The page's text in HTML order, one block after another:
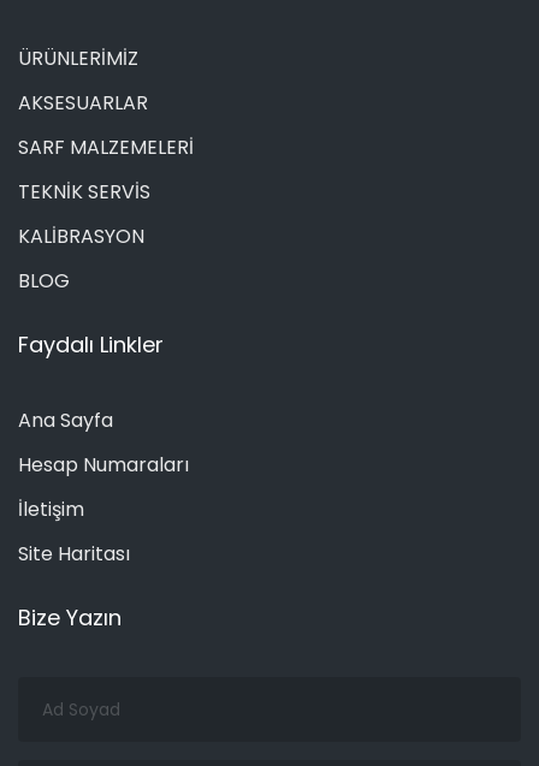
ÜRÜNLERİMİZ
AKSESUARLAR
SARF MALZEMELERİ
TEKNİK SERVİS
KALİBRASYON
BLOG
Faydalı Linkler
Ana Sayfa
Hesap Numaraları
İletişim
Site Haritası
Bize Yazın
Soyad